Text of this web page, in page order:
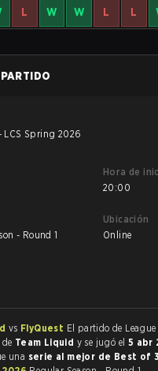
L W W L L
LCS Spring 2026
Hora de
20:00
- Round 1
Ubicación
Online
vs FlyQuest El partido de
Team Liquid y se jugó el 5 abr
una serie al mejor de Best of 3